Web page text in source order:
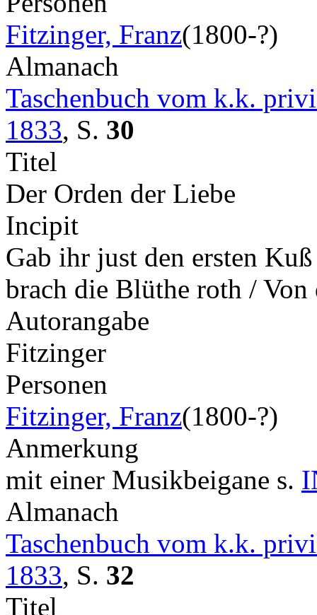
Fitzinger, Franz(1800-?)
Almanach
Taschenbuch vom k.k.
1833, S. 30
Titel
Der Orden der Liebe
Incipit
Gab ihr just den ersten
brach die Blüthe roth /
Autorangabe
Fitzinger
Personen
Fitzinger, Franz(1800-?)
Anmerkung
mit einer Musikbeigane s.
Almanach
Taschenbuch vom k.k.
1833, S. 32
Titel